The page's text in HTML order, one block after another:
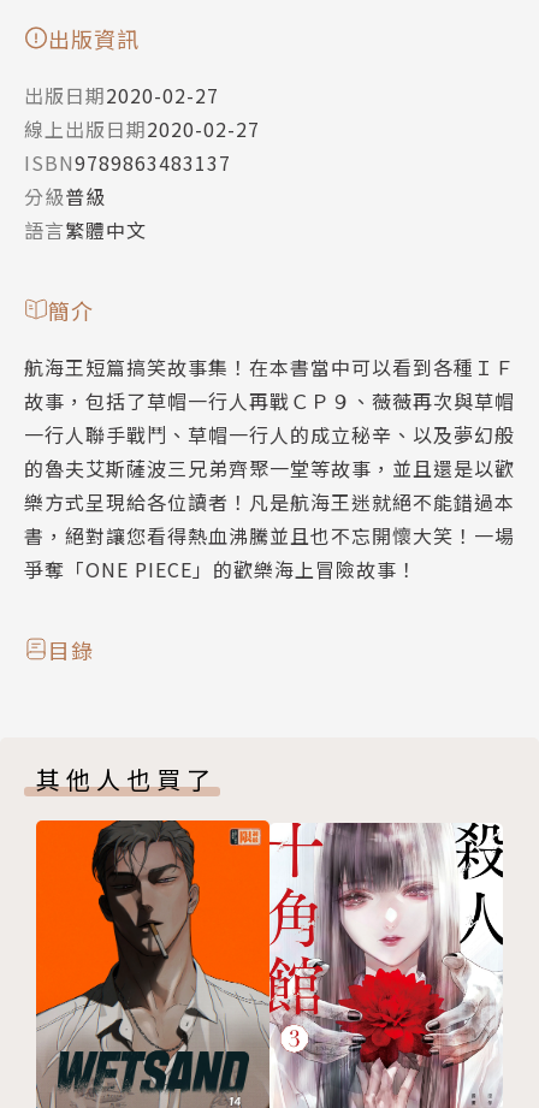
出版資訊
出版日期2020-02-27
線上出版日期2020-02-27
ISBN9789863483137
分級普級
語言繁體中文
簡介
航海王短篇搞笑故事集！在本書當中可以看到各種ＩＦ
故事，包括了草帽一行人再戰ＣＰ９、薇薇再次與草帽
一行人聯手戰鬥、草帽一行人的成立秘辛、以及夢幻般
的魯夫艾斯薩波三兄弟齊聚一堂等故事，並且還是以歡
樂方式呈現給各位讀者！凡是航海王迷就絕不能錯過本
書，絕對讓您看得熱血沸騰並且也不忘開懷大笑！一場
爭奪「ONE PIECE」的歡樂海上冒險故事！
目錄
其他人也買了